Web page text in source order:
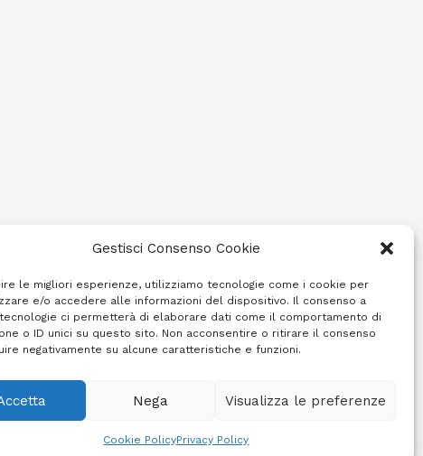
Gestisci Consenso Cookie
le migliori esperienze, utilizziamo tecnologie come i cookie per
e/o accedere alle informazioni del dispositivo. Il consenso a
ci permetterà di elaborare dati come il comportamento di
o ID unici su questo sito. Non acconsentire o ritirare il consenso
negativamente su alcune caratteristiche e funzioni.
Nega Visualizza le preferenze
Cookie PolicyPrivacy Policy
Cookie Policy (UE)